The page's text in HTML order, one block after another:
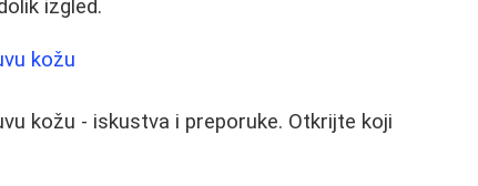
izgled.
kožu
kožu - iskustva i preporuke. Otkrijte koji